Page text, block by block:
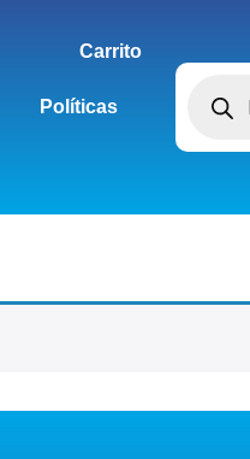
Carrito
Políticas